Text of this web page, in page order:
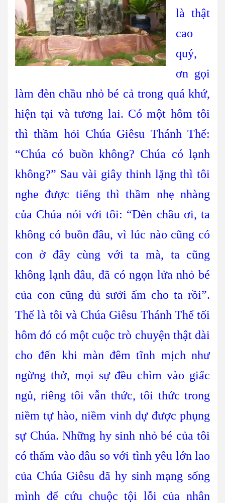
là thật
cao
quý,
ơn gọi
làm đèn chầu nhỏ bé cả trong quá khứ,
hiện tại và tương lai. Có một hôm tôi
thì thầm hỏi Chúa Giêsu Thánh Thể:
“Chúa có buồn không? Chúa có lạnh
không?” Sau vài giây thinh lặng thì tôi
nghe được tiếng thì thầm nhẹ nhàng
của Chúa nói với tôi: “Đèn chầu ơi, ta
không có buồn đâu, vì lúc nào cũng có
con ở đây cùng với ta mà, ta cũng
không lạnh đâu, đã có ngọn lửa nhỏ bé
của con cũng đủ sưởi ấm cho ta rồi”.
Thế là tôi và Chúa Giêsu Thánh Thể tối
hôm đó có một cuộc trò chuyện thật dài
cho đến khi màn đêm tĩnh mịch như
ngừng thở, mọi sự đều chìm vào giấc
ngủ, riêng tôi vẫn thức, tôi thức trong
niềm tự hào, niềm vinh dự được phụng
sự Chúa. Những hy sinh nhỏ bé của tôi
có thấm vào đâu so với tình yêu lớn lao
của Chúa Giêsu đã hy sinh mạng sống
mình để cứu chuộc tội lỗi của nhân